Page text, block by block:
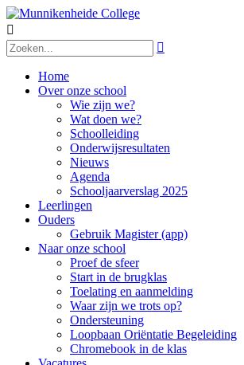


Home
Over onze school
Wie zijn we?
Wat doen we?
Schoolleiding
Onderwijsresultaten
Nieuws
Agenda
Schooljaarverslag 2025
Leerlingen
Ouders
Gebruik Magister (app)
Naar onze school
Proef de sfeer
Start in de brugklas
Toelating en aanmelding
Waar zijn we trots op?
Ondersteuning
Loopbaan Oriëntatie Begeleiding
Chromebook in de klas